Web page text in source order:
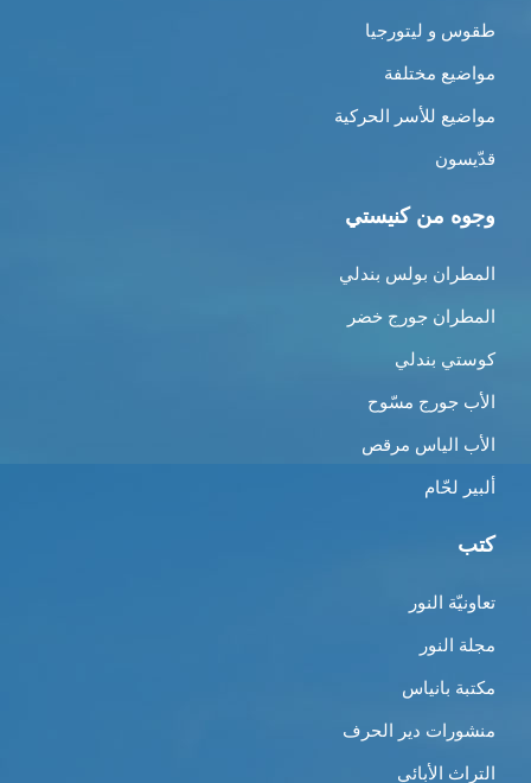
طقوس و ليتورجيا
مواضيع مختلفة
مواضيع للأسر الحركية
قدّيسون
وجوه من كنيستي
المطران بولس بندلي
المطران جورج خضر
كوستي بندلي
الأب جورج مسّوح
الأب الياس مرقص
ألبير لحّام
كتب
تعاونيّة النور
مجلة النور
مكتبة بانياس
منشورات دير الحرف
التراث الأبائي